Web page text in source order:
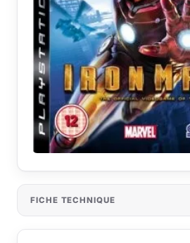
FICHE TECHNIQUE